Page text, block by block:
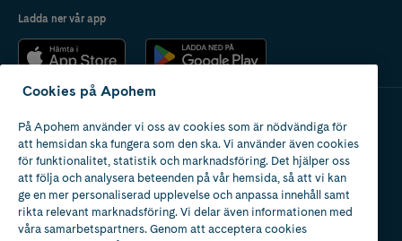
Ladda ner vår app
Apotek med tillstånd
av Läkemedelsverket
Cookies på Apohem
På Apohem använder vi oss av cookies som är nödvändiga för
att hemsidan ska fungera som den ska. Vi använder även cookies
för funktionalitet, statistik och marknadsföring. Det hjälper oss
att följa och analysera beteenden på vår hemsida, så att vi kan
ge en mer personaliserad upplevelse och anpassa innehåll samt
rikta relevant marknadsföring. Vi delar även informationen med
våra samarbetspartners. Genom att acceptera cookies